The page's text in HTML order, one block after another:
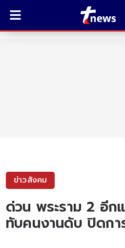
ข่าวสังคม
ด่วน พระราม 2 อีก
ทับคนงานดับ ปิดกา